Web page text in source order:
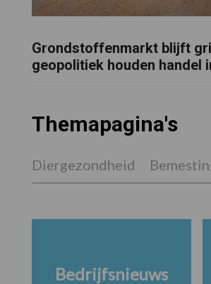
Grondstoffenmarkt blijft
geopolitiek houden handel
Themapagina's
Diergezondheid
Bedrijfsnieuws